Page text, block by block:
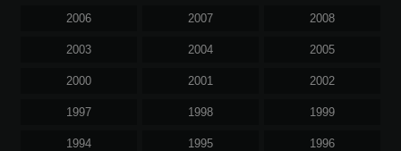
2008
2007
2006
2005
2004
2003
2002
2001
2000
1999
1998
1997
1996
1995
1994